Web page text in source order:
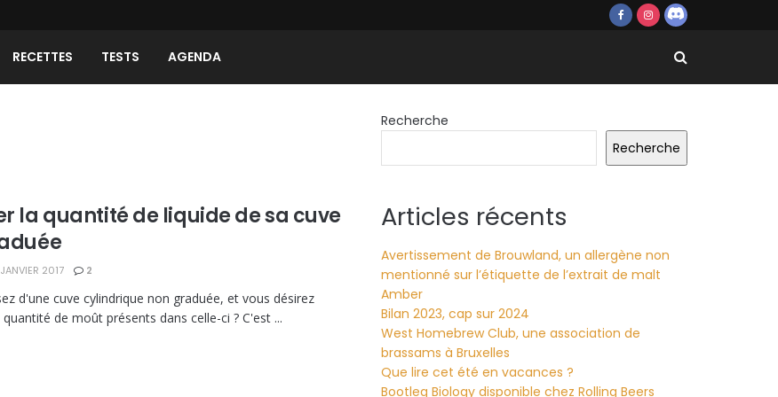
RECETTES TESTS AGENDA
la quantité de liquide de sa cuve
2017 2
d'une cuve cylindrique non graduée, et vous désirez
de moût présents dans celle-ci ? C'est ...
Recherche
Recherche
Articles récents
Avertissement de Brouwland, un allergène non
mentionné sur l’étiquette de l’extrait de malt
Amber
Bilan 2023, cap sur 2024
West Homebrew Club, une association de
brassams à Bruxelles
Que lire cet été en vacances ?
Bootleg Biology disponible chez Rolling Beers